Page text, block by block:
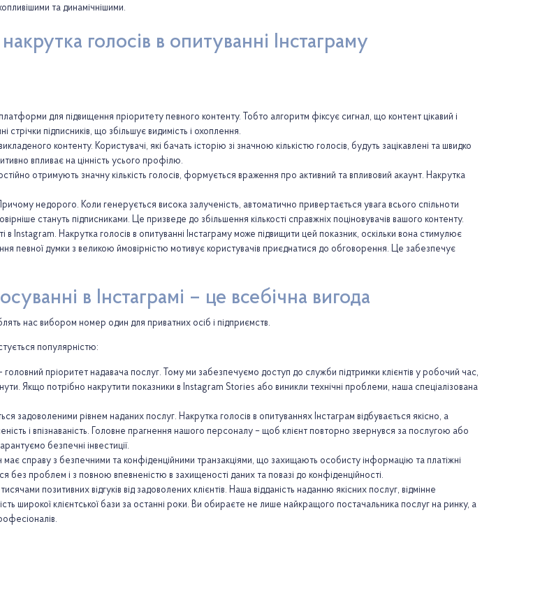
та динамічнішими.
голосів в опитуванні Інстаграму
для підвищення пріоритету певного контенту. Тобто алгоритм фіксує сигнал, що контент цікавий і
стрічки підписників, що збільшує видимість і охоплення.
контенту. Користувачі, які бачать історію зі значною кількістю голосів, будуть зацікавлені та швидко
впливає на цінність усього профілю.
отримують значну кількість голосів, формується враження про активний та впливовий акаунт. Накрутка
недорого. Коли генерується висока залученість, автоматично привертається увага всього спільноти
стануть підписниками. Це призведе до збільшення кількості справжніх поціновувачів вашого контенту.
в Instagram. Накрутка голосів в опитуванні Інстаграму може підвищити цей показник, оскільки вона стимулює
певної думки з великою ймовірністю мотивує користувачів приєднатися до обговорення. Це забезпечує
в Інстаграмі – це всебічна вигода
нас вибором номер один для приватних осіб і підприємств.
популярністю:
головний пріоритет надавача послуг. Тому ми забезпечуємо доступ до служби підтримки клієнтів у робочий час,
Якщо потрібно накрутити показники в Instagram Stories або виникли технічні проблеми, наша спеціалізована
задоволеними рівнем наданих послуг. Накрутка голосів в опитуваннях Інстаграм відбувається якісно, а
і впізнаваність. Головне прагнення нашого персоналу – щоб клієнт повторно звернувся за послугою або
безпечні інвестиції.
справу з безпечними та конфіденційними транзакціями, що захищають особисту інформацію та платіжні
без проблем і з повною впевненістю в захищеності даних та повазі до конфіденційності.
позитивних відгуків від задоволених клієнтів. Наша відданість наданню якісних послуг, відмінне
широкої клієнтської бази за останні роки. Ви обираєте не лише найкращого постачальника послуг на ринку, а